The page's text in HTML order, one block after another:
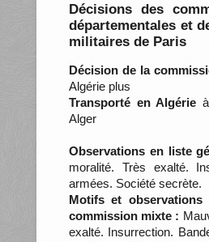
Décisions des
départementales et
militaires de Paris
Décision de la
Algérie plus
Transporté en Algérie
Alger
Observations en liste
moralité. Très exalté.
armées. Société secrète.
Motifs et observations
commission mixte :
exalté. Insurrection.